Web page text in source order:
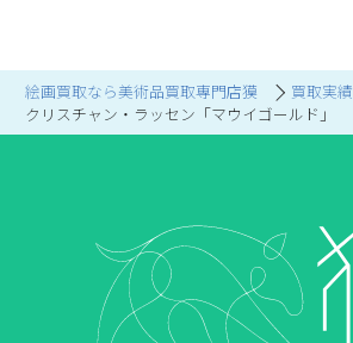
絵画買取なら美術品買取専門店獏
買取実績
クリスチャン・ラッセン「マウイゴールド」